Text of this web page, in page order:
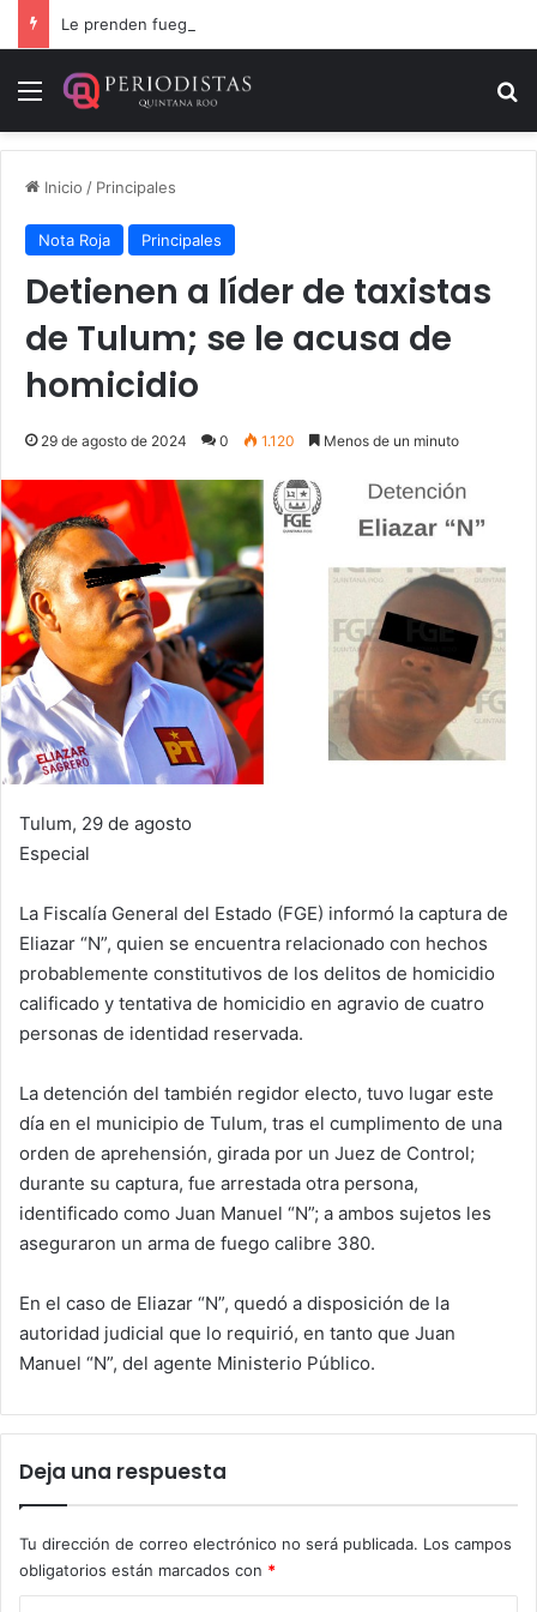
Menú
Inicio / Principales
Nota Roja Principales
Detienen a líder de taxistas
de Tulum; se le acusa de
homicidio
29 de agosto de 2024 0 1.120 Menos de un minuto
Tulum, 29 de agosto
Especial
La Fiscalía General del Estado (FGE) informó la captura de
Eliazar “N”, quien se encuentra relacionado con hechos
probablemente constitutivos de los delitos de homicidio
calificado y tentativa de homicidio en agravio de cuatro
personas de identidad reservada.
La detención del también regidor electo, tuvo lugar este
día en el municipio de Tulum, tras el cumplimento de una
orden de aprehensión, girada por un Juez de Control;
durante su captura, fue arrestada otra persona,
identificado como Juan Manuel “N”; a ambos sujetos les
aseguraron un arma de fuego calibre 380.
En el caso de Eliazar “N”, quedó a disposición de la
autoridad judicial que lo requirió, en tanto que Juan
Manuel “N”, del agente Ministerio Público.
Deja una respuesta
Tu dirección de correo electrónico no será publicada. Los campos
obligatorios están marcados con *